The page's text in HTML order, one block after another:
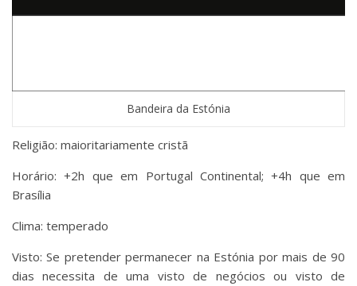
Bandeira da Estónia
Religião: maioritariamente cristã
Horário: +2h que em Portugal Continental; +4h que em
Brasília
Clima: temperado
Visto: Se pretender permanecer na Estónia por mais de 90
dias necessita de uma visto de negócios ou visto de